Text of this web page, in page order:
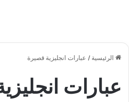
الرئيسية / عبارات انجليزية قصيرة
عبارات